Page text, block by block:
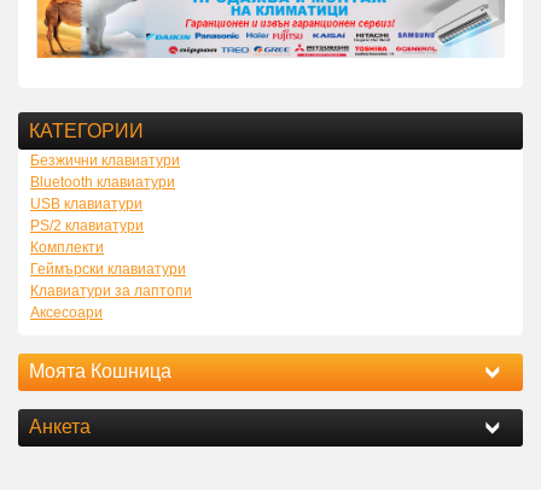
КАТЕГОРИИ
Безжични клавиатури
Bluetooth клавиатури
USB клавиатури
PS/2 клавиатури
Комплекти
Геймърски клавиатури
Клавиатури за лаптопи
Аксесоари
Моята Кошница
Анкета